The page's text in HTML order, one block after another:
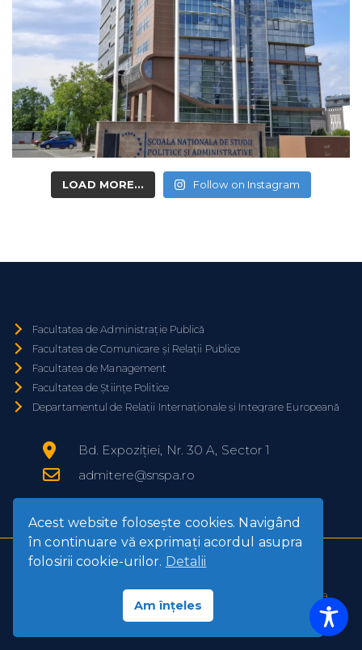
LOAD MORE... Follow on Instagram
Facultatea de Administrație Publică
Facultatea de Comunicare și Relații Publice
Facultatea de Management
Facultatea de Științe Politice
Departamentul de Relații Internaționale și Integrare Europeană
Bd. Expoziției, Nr. 30 A, Sector 1
admitere@snspa.ro
Administrative (SNSPA)
| Accesează
Politica
de confidenţialitate
Acest website foloseşte cookies. Navigând
în continuare vă exprimaţi acordul asupra
folosirii cookie-urilor. Detalii
Am înțeles